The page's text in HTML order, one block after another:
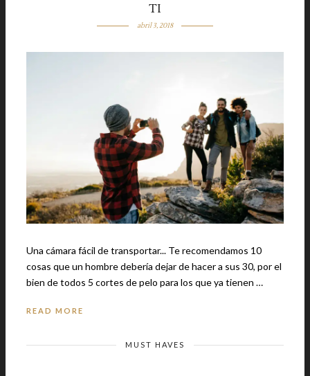
TI
abril 3, 2018
Una cámara fácil de transportar... Te recomendamos 10
cosas que un hombre debería dejar de hacer a sus 30, por el
bien de todos 5 cortes de pelo para los que ya tienen …
READ MORE
MUST HAVES